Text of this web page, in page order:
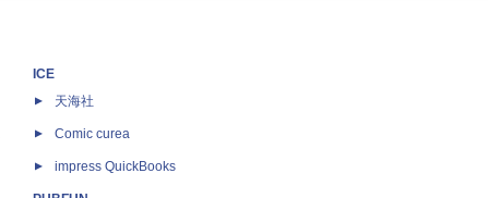
ICE
天海社
Comic curea
impress QuickBooks